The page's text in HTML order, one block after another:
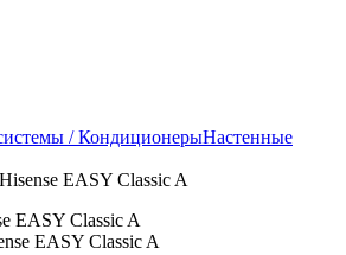
/ КондиционерыНастенные
EASY Classic A
EASY Classic A